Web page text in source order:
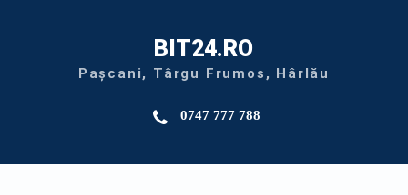
BIT24.RO
Pașcani, Târgu Frumos, Hârlău
0747 777 788